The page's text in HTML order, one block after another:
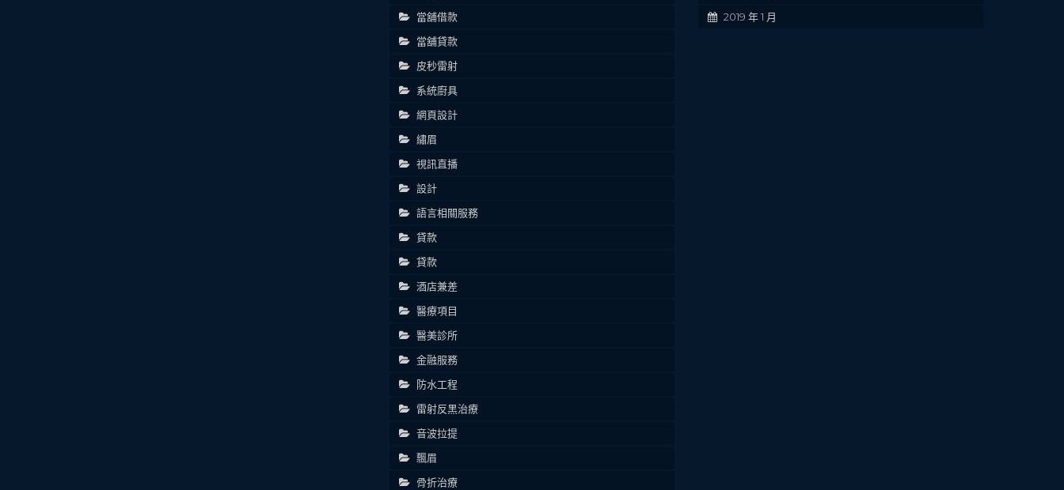
當舖借款
當舖貸款
皮秒雷射
系統廚具
網頁設計
繡眉
視訊直播
設計
語言相關服務
貸款
貸款
酒店兼差
醫療項目
醫美診所
金融服務
防水工程
雷射反黑治療
音波拉提
飄眉
骨折治療
2019 年 1 月